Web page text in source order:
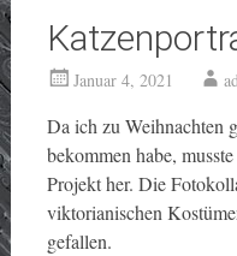
Januar 4, 2021
Da ich zu Weihnachten
bekommen habe,
Projekt her. Die
viktorianischen
gefallen.